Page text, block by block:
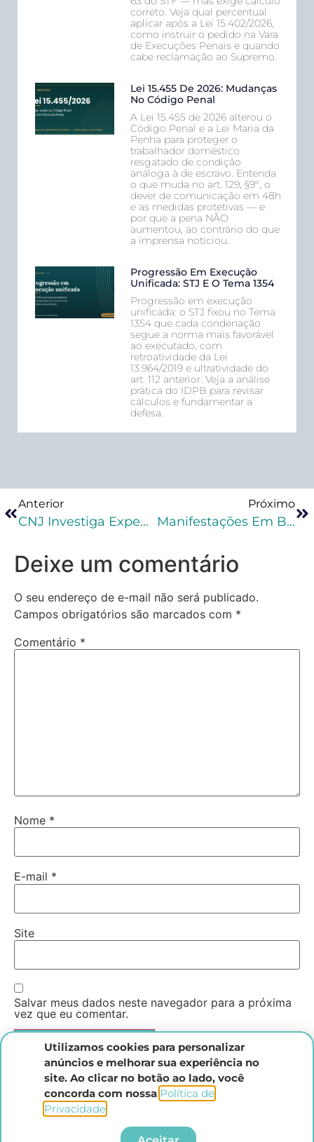
correto. Veja qual percentual
aplicar após a Lei 15.402/2026,
como instruir o pedido na Vara
de Execuções Penais e quando
cabe reclamação ao Supremo.
Lei 15.455 De 2026: Mudanças
No Código Penal
A Lei 15.455 de 2026 alterou o
Código Penal e a Lei Maria da
Penha para proteger o
trabalhador doméstico
resgatado de condição
análoga à de escravo. Entenda
o que muda no art. 129, §9º, o
dever de comunicação em 48h
e as medidas protetivas — e
por que a pena NÃO
aumentou, ao contrário do que
a imprensa noticiou.
Progressão Em Execução
Unificada: STJ E O Tema 1354
Progressão em execução
unificada: o STJ fixou no Tema
1354 que cada condenação
segue a norma mais favorável
ao executado, com
retroatividade da Lei
13.964/2019 e ultratividade do
art. 112 anterior. Veja a análise
prática do IDPB para revisar
cálculos e fundamentar a
defesa.
Anterior
CNJ Investiga Expedição De Falso Mandado De Prisão Contra O Ministro Alexandre De Moraes
Próximo
Manifestações Em Brasília 08 De Janeiro: Quais Crimes Podem Ser Imputados Aos Envolvidos?
Deixe um comentário
O seu endereço de e-mail não será publicado.
Campos obrigatórios são marcados com *
Comentário *
Nome *
E-mail *
Site
Salvar meus dados neste navegador para a próxima
vez que eu comentar.
Instituto Direito Penal Brasileiro
Utilizamos cookies para personalizar
anúncios e melhorar sua experiência no
site. Ao clicar no botão ao lado, você
concorda com nossa Política de
Privacidade.​